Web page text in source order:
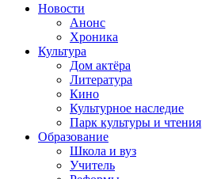
Новости
Анонс
Хроника
Культура
Дом актёра
Литература
Кино
Культурное наследие
Парк культуры и чтения
Образование
Школа и вуз
Учитель